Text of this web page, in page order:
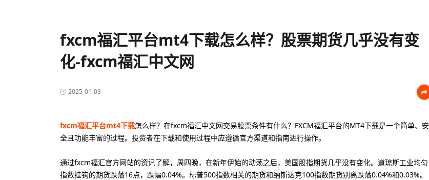
fxcm福汇平台mt4下载怎么样？股票期货几乎没有变
化-fxcm福汇中文网
2025-01-03
fxcm福汇平台mt4下载怎么样？在fxcm福汇中文网交易股票条件有什么？FXCM福汇平台的MT4下载是一个简单、安
全且功能丰富的过程。投资者在下载和使用过程中应遵循官方渠道和指南进行操作。
通过fxcm福汇官方网站的资讯了解，周四晚，在新年伊始的动荡之后，美国股指期货几乎没有变化。道琼斯工业均匀
指数挂钩的期货跌落16点，跌幅0.04%。标普500指数相关的期货和纳斯达克100指数期货别离跌落0.04%和0.03%。